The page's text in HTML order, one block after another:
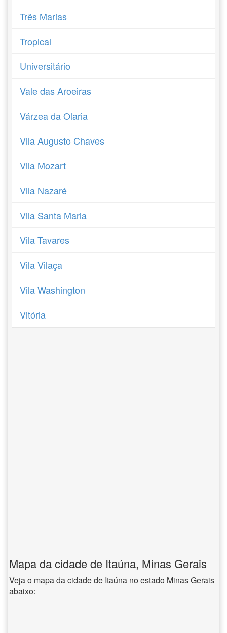
Três Marias
Tropical
Universitário
Vale das Aroeiras
Várzea da Olaria
Vila Augusto Chaves
Vila Mozart
Vila Nazaré
Vila Santa Maria
Vila Tavares
Vila Vilaça
Vila Washington
Vitória
Mapa da cidade de Itaúna, Minas Gerais
Veja o mapa da cidade de Itaúna no estado Minas Gerais
abaixo: